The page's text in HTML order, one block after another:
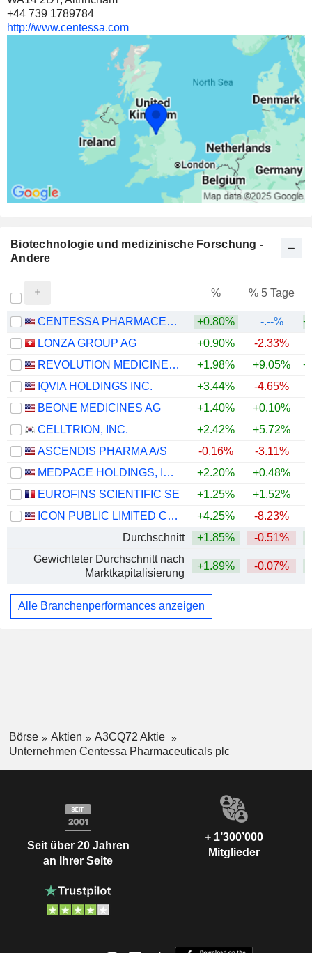
+44 739 1789784
http://www.centessa.com
Biotechnologie und medizinische Forschung -
Andere
% % 5 Tage
CENTESSA PHARMACEUTICALS PLC +0.80% -.--%
LONZA GROUP AG
+0.90% -2.33%
REVOLUTION MEDICINES, INC.
+1.98% +9.05%
IQVIA HOLDINGS INC.
+3.44% -4.65%
BEONE MEDICINES AG
+1.40% +0.10%
CELLTRION, INC.
+2.42% +5.72%
ASCENDIS PHARMA A/S
-0.16%
-3.11%
MEDPACE HOLDINGS, INC.
+2.20% +0.48%
EUROFINS SCIENTIFIC SE
+1.25% +1.52%
ICON PUBLIC LIMITED COMPANY
+4.25% -8.23%
Durchschnitt
+1.85% -0.51%
Gewichteter Durchschnitt nach
Marktkapitalisierung
+1.89% -0.07%
Alle Branchenperformances anzeigen
Börse Aktien
A3CQ72 Aktie
Unternehmen Centessa Pharmaceuticals plc
Seit über 20 Jahren
an Ihrer Seite
+ 1’300’000
Mitglieder